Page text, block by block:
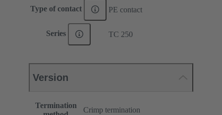
Type of contact PE contact
Series TC 250
Version
Termination
Crimp termination